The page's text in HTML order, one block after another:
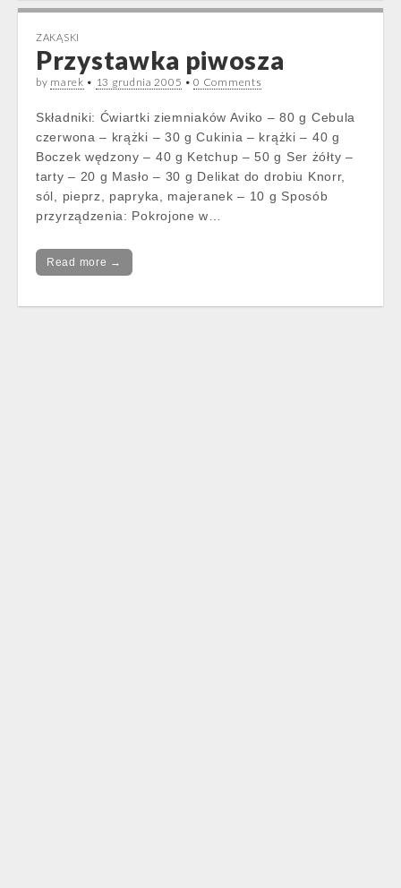
ZAKĄSKI
Przystawka piwosza
by marek • 13 grudnia 2005 •0 Comments
Składniki: Ćwiartki ziemniaków Aviko – 80 g Cebula
czerwona – krążki – 30 g Cukinia – krążki – 40 g
Boczek wędzony – 40 g Ketchup – 50 g Ser żółty –
tarty – 20 g Masło – 30 g Delikat do drobiu Knorr,
sól, pieprz, papryka, majeranek – 10 g Sposób
przyrządzenia: Pokrojone w…
Read more →